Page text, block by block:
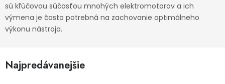
Príslušenstvo pre automobily
Domácnosť
sú kľúčovou súčasťou mnohých elektromotorov a ich
výmena je často potrebná na zachovanie optimálneho
výkonu nástroja.
Najpredávanejšie